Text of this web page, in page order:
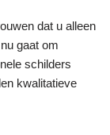
dat u alleen
gaat om
schilders
kwalitatieve